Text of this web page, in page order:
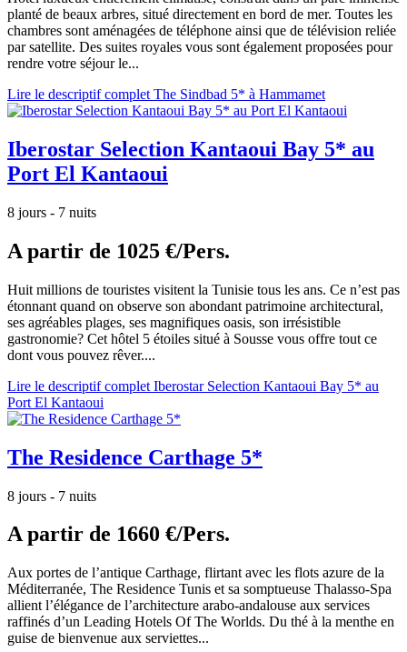
planté de beaux arbres, situé directement en bord de mer. Toutes les
chambres sont aménagées de téléphone ainsi que de télévision reliée
par satellite. Des suites royales vous sont également proposées pour
rendre votre séjour le...
Lire le descriptif complet The Sindbad 5* à Hammamet
Iberostar Selection Kantaoui Bay 5* au
Port El Kantaoui
8 jours - 7 nuits
A partir de 1025 €/Pers.
Huit millions de touristes visitent la Tunisie tous les ans. Ce n’est pas
étonnant quand on observe son abondant patrimoine architectural,
ses agréables plages, ses magnifiques oasis, son irrésistible
gastronomie? Cet hôtel 5 étoiles situé à Sousse vous offre tout ce
dont vous pouvez rêver....
Lire le descriptif complet Iberostar Selection Kantaoui Bay 5* au
Port El Kantaoui
The Residence Carthage 5*
8 jours - 7 nuits
A partir de 1660 €/Pers.
Aux portes de l’antique Carthage, flirtant avec les flots azure de la
Méditerranée, The Residence Tunis et sa somptueuse Thalasso-Spa
allient l’élégance de l’architecture arabo-andalouse aux services
raffinés d’un Leading Hotels Of The Worlds. Du thé à la menthe en
guise de bienvenue aux serviettes...